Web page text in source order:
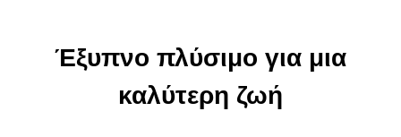
Έξυπνο πλύσιμο για μια
καλύτερη ζωή